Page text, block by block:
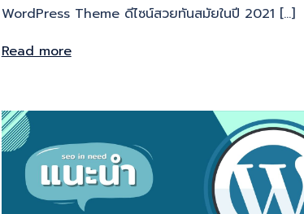
WordPress Theme ดีไซน์สวยทันสมัยในปี 2021 […]
Read more